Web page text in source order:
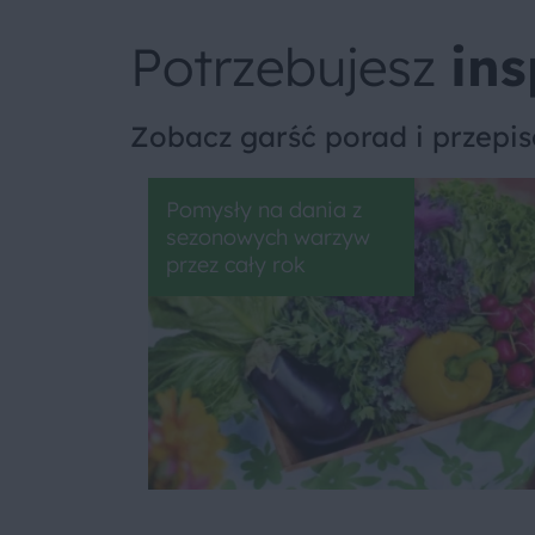
Potrzebujesz
Zobacz garść porad i
Pomysły na dania z
sezonowych warzyw
przez cały rok